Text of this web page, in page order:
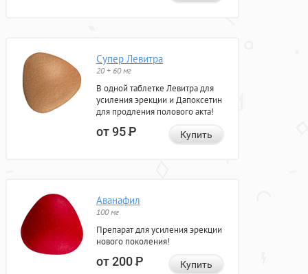
Супер Левитра
20 + 60 мг
В одной таблетке Левитра для
усиления эрекции и Дапоксетин
для продления полового акта!
от 95Р Купить
Аванафил
100 мг
Препарат для усиления эрекции
нового поколения!
от 200Р Купить